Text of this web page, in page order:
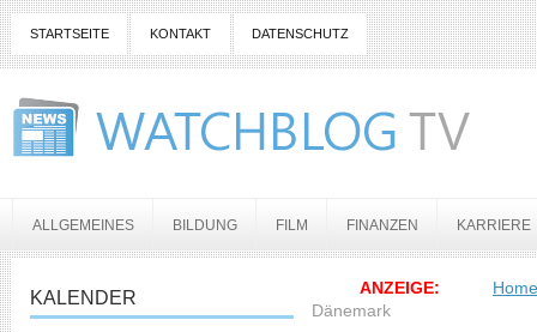
STARTSEITE KONTAKT DATENSCHUTZ
ALLGEMEINES BILDUNG FILM FINANZEN KARRIERE
ANZEIGE:
Home
Dänemark
KALENDER